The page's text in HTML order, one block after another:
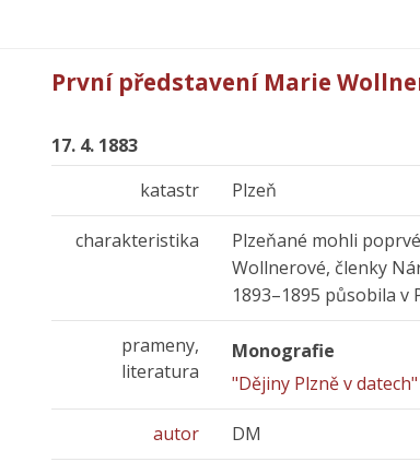
První představení Marie
17. 4. 1883
katastr
Plzeň
charakteristika
Plzeňané mohli
Wollnerové, členky
1893–1895 působila v
prameny,
literatura
Monografie
"Dějiny Plzně v datech"
autor DM